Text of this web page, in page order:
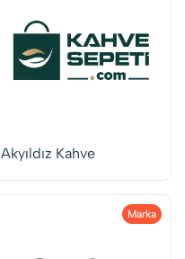
Akyıldız Kahve
Marka